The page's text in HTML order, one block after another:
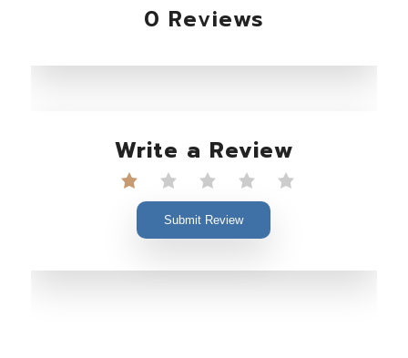
0 Reviews
Write a Review
Submit Review